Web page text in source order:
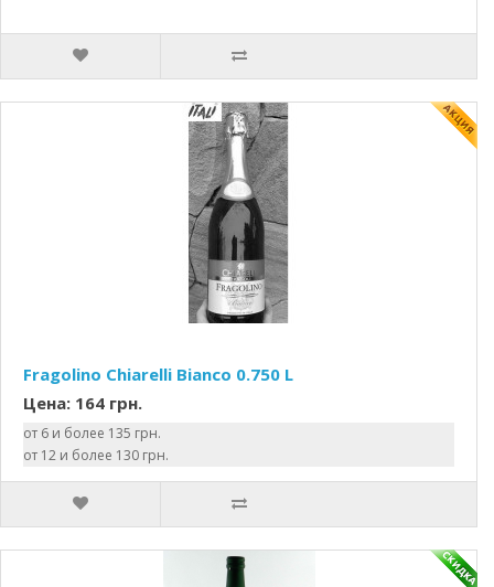
Fragolino Chiarelli Bianco 0.750 L
Цена: 164 грн.
от 6 и более 135 грн.
от 12 и более 130 грн.